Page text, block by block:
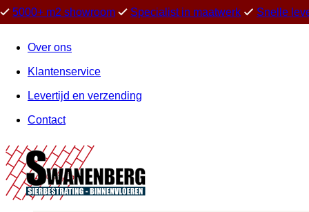
5000+ m2 showroom Specialist in maatwerk Snelle
Over ons
Klantenservice
Levertijd en verzending
Contact